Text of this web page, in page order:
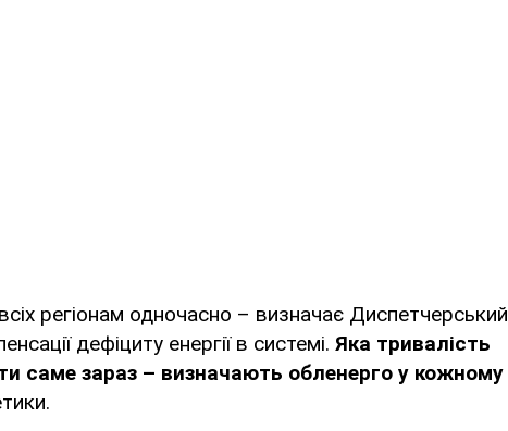
регіонам одночасно – визначає Диспетчерський
дефіциту енергії в системі. Яка тривалість
саме зараз – визначають обленерго у кожному